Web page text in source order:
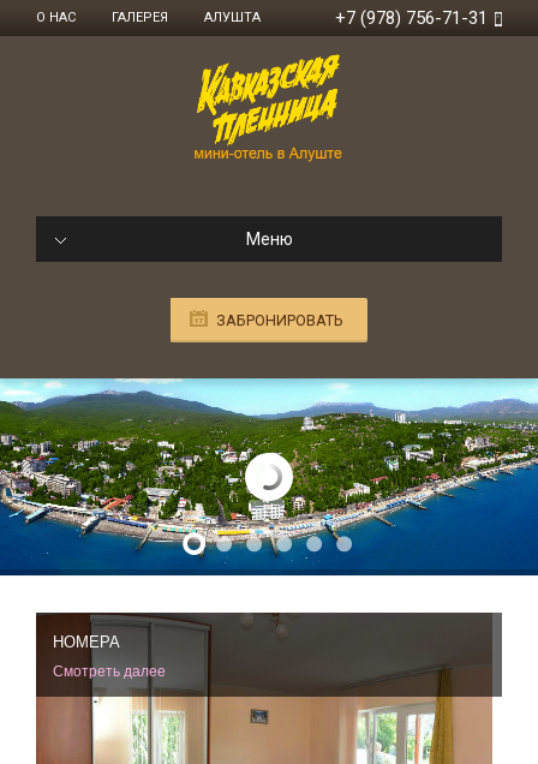
О НАС ГАЛЕРЕЯ АЛУШТА +7 (978) 756-71-31
Меню
ЗАБРОНИРОВАТЬ
НОМЕРА
Смотреть далее